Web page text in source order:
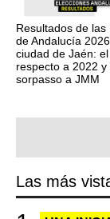
Resultados de las
de Andalucía
ciudad de Jaén:
respecto a 2022 y
sorpasso a JMM
Las más